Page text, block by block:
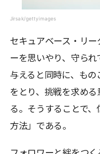
Jirsak/gettyimages
セキュアベース・リ
ーを思いやり、守ら
与えると同時に、も
をとり、挑戦を求め
る。そうすることで
方法」である。